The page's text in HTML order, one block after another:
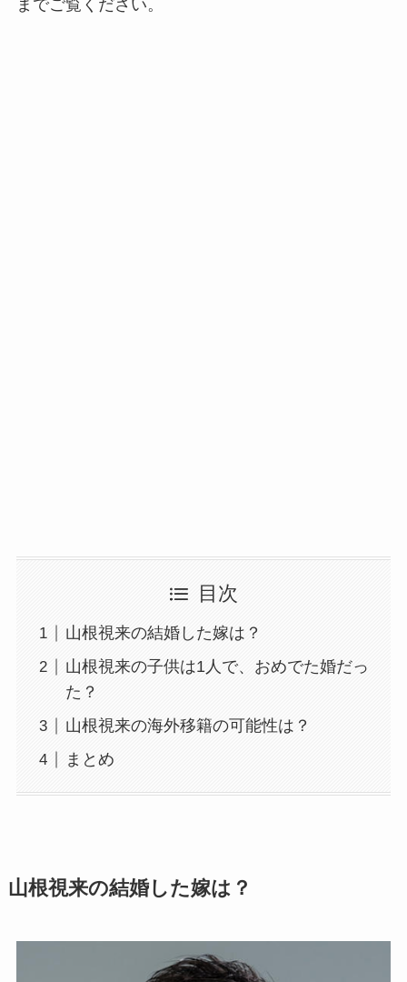
までご覧ください。
目次
山根視来の結婚した嫁は？
山根視来の子供は1人で、おめでた婚だっ
た？
山根視来の海外移籍の可能性は？
まとめ
山根視来の結婚した嫁は？